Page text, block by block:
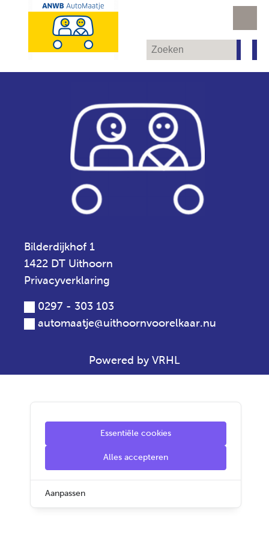
Bilderdijkhof 1
1422 DT Uithoorn
Privacyverklaring
0297 - 303 103
automaatje@uithoornvoorelkaar.nu
Powered by VRHL
Essentiële cookies
Alles accepteren
Aanpassen